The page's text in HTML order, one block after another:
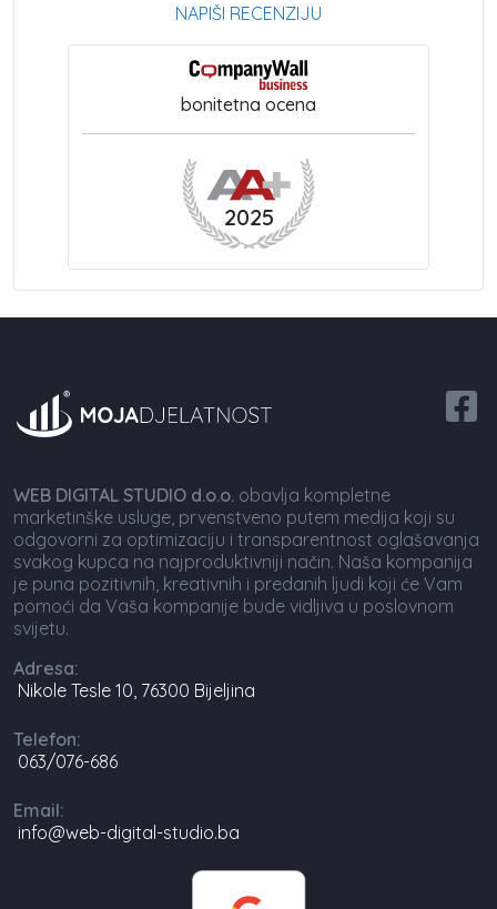
NAPIŠI RECENZIJU
bonitetna ocena
2025
WEB DIGITAL STUDIO d.o.o. obavlja kompletne
marketinške usluge, prvenstveno putem medija koji su
odgovorni za optimizaciju i transparentnost oglašavanja
svakog kupca na najproduktivniji način. Naša kompanija
je puna pozitivnih, kreativnih i predanih ljudi koji će Vam
pomoći da Vaša kompanije bude vidljiva u poslovnom
svijetu.
Adresa:
Nikole Tesle 10, 76300 Bijeljina
Telefon:
063/076-686
Email:
info@web-digital-studio.ba